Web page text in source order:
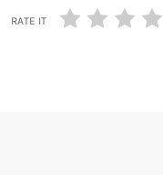
RATE IT